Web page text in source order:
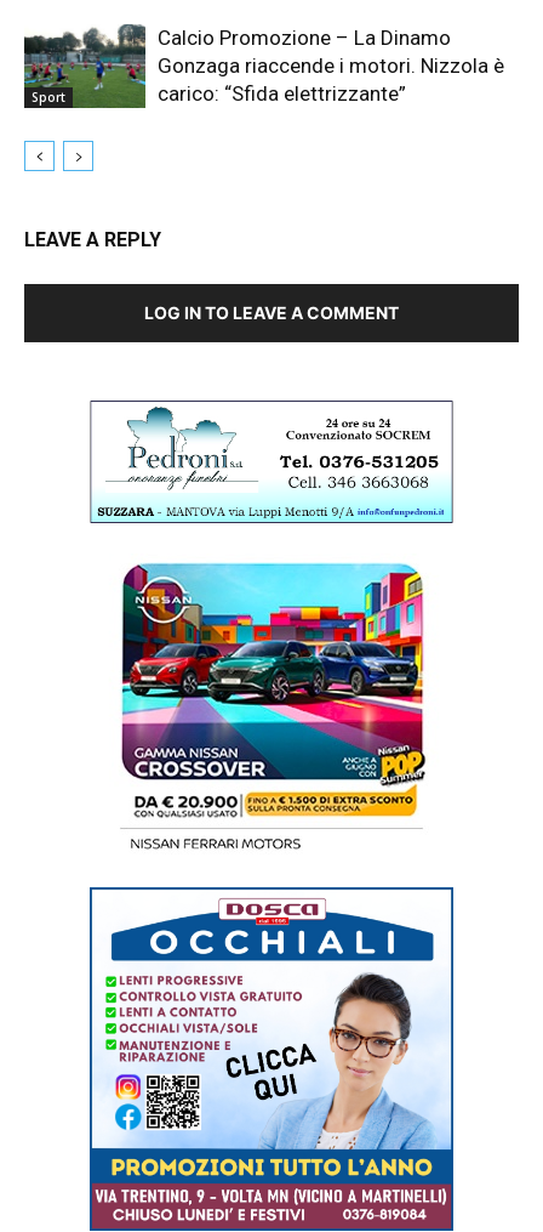
Sport
Calcio Promozione – La Dinamo
Gonzaga riaccende i motori. Nizzola è
carico: “Sfida elettrizzante”
LEAVE A REPLY
LOG IN TO LEAVE A COMMENT